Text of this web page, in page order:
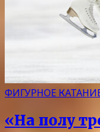
ФИГУРНОЕ
«На полу